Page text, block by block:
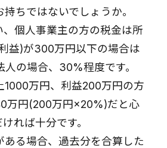
ちではないでしょうか。
、個人事業主の方の税金は所
益)が300万円以下の場合は
の場合、30%程度です。
1000万円、利益200万円の方
万円(200万円×20%)だと心
れば十分です。
ある場合、過去分を合算した